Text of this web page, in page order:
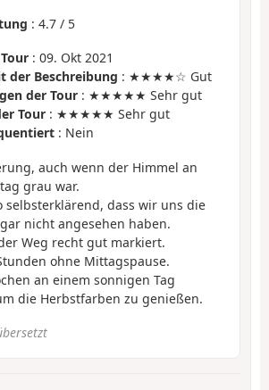
: 4.7 / 5
: 09. Okt 2021
der Beschreibung : ★★★★☆ Gut
der Tour : ★★★★★ Sehr gut
Tour : ★★★★★ Sehr gut
: Nein
auch wenn der Himmel an
grau war.
selbsterklärend, dass wir uns die
nicht angesehen haben.
Weg recht gut markiert.
ohne Mittagspause.
an einem sonnigen Tag
die Herbstfarben zu genießen.